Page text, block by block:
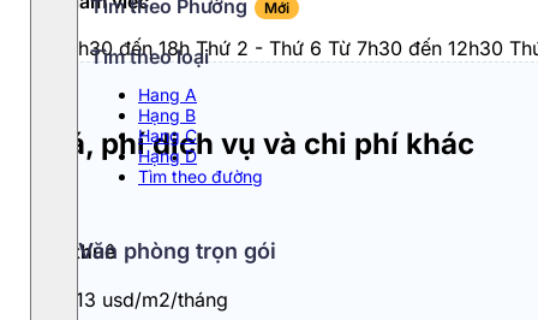
Tìm theo Phường Mới
Tìm theo loại
Hang A
Hạng B
Hạng C
Hạng D
Tìm theo đường
Văn phòng trọn gói
Từ 7h30 đến 18h Thứ 2 - Thứ 6 Từ 7h30 đến 12h30
Giá, phí dịch vụ và chi phí khác
Giá thuê
11 - 13 usd/m2/tháng